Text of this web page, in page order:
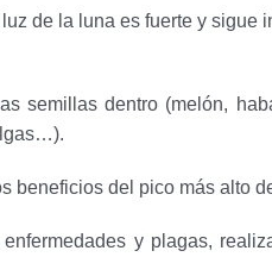
de la luna es fuerte y sigue
semillas dentro (melón,
beneficios del pico más alto
y plagas,